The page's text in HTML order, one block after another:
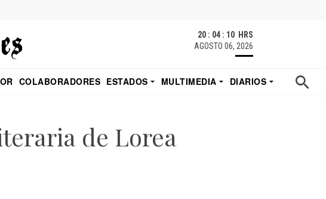
20 : 04 : 10 HRS
AGOSTO 06, 2026
COLABORADORES ESTADOS MULTIMEDIA
DIARIOS
de Lorea